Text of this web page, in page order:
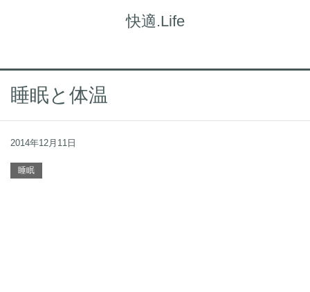
快適.Life
睡眠と体温
2014年12月11日
睡眠